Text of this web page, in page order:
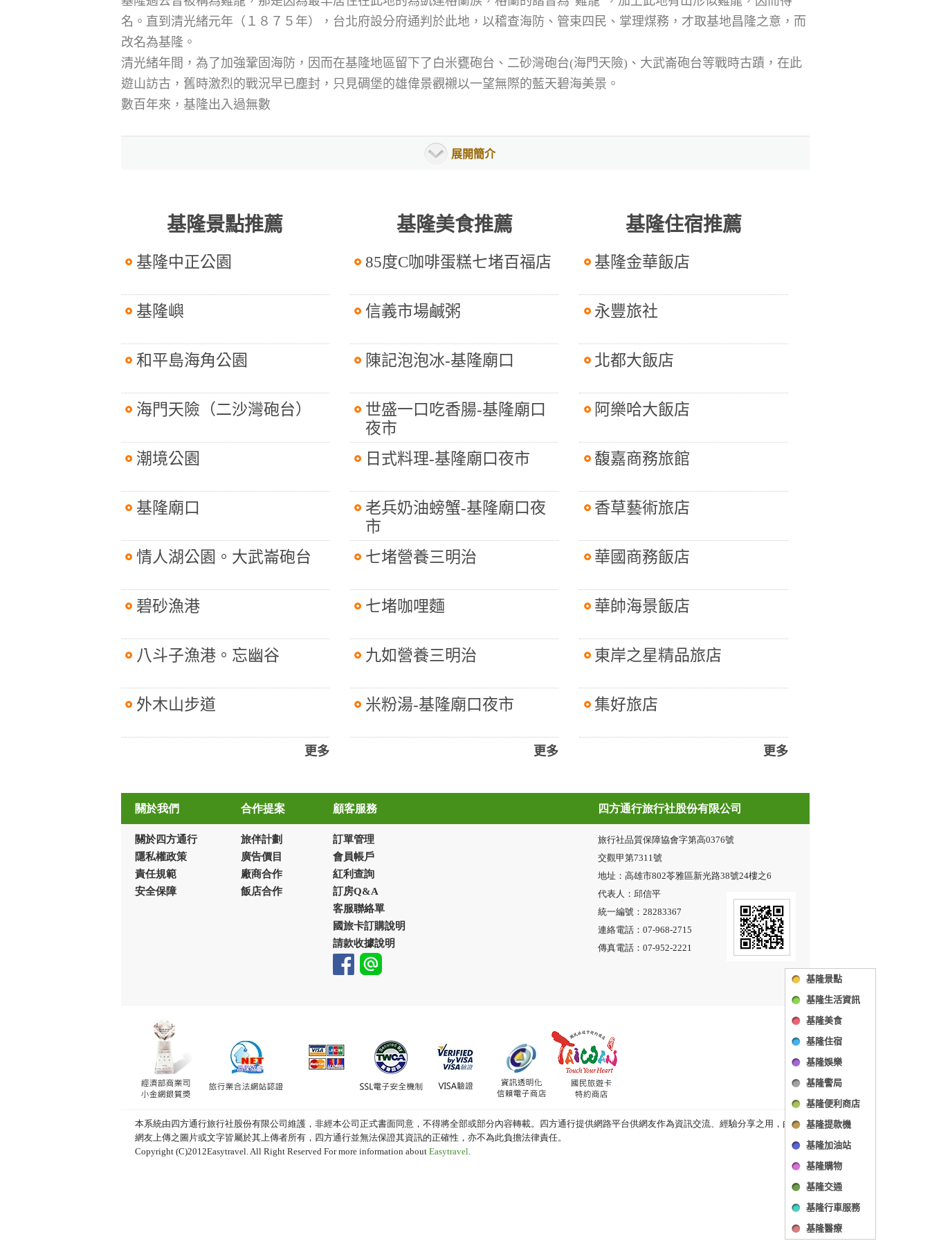
基隆景點
基隆生活資訊
基隆美食
基隆住宿
基隆娛樂
基隆警局
基隆便利商店
基隆提款機
基隆加油站
基隆購物
基隆交通
基隆行車服務
基隆醫療
名。直到清光緒元年（１８７５年），台北府設分府通判於此地，以稽查海防、管束四民、掌理煤務，才取基地昌隆之意，而
改名為基隆。
清光緒年間，為了加強鞏固海防，因而在基隆地區留下了白米甕砲台、二砂灣砲台(海門天險)、大武崙砲台等戰時古蹟，在此
遊山訪古，舊時激烈的戰況早已塵封，只見碉堡的雄偉景觀襯以一望無際的藍天碧海美景。
數百年來，基隆出入過無數
展開簡介
基隆景點推薦
基隆中正公園
基隆嶼
和平島海角公園
海門天險（二沙灣砲台）
潮境公園
基隆廟口
情人湖公園。大武崙砲台
碧砂漁港
八斗子漁港。忘幽谷
外木山步道
更多
基隆美食推薦
85度C咖啡蛋糕七堵百福店
信義市場鹹粥
陳記泡泡冰-基隆廟口
世盛一口吃香腸-基隆廟口
夜市
日式料理-基隆廟口夜市
老兵奶油螃蟹-基隆廟口夜
市
七堵營養三明治
七堵咖哩麵
九如營養三明治
米粉湯-基隆廟口夜市
更多
基隆住宿推薦
基隆金華飯店
永豐旅社
北都大飯店
阿樂哈大飯店
馥嘉商務旅館
香草藝術旅店
華國商務飯店
華帥海景飯店
東岸之星精品旅店
集好旅店
更多